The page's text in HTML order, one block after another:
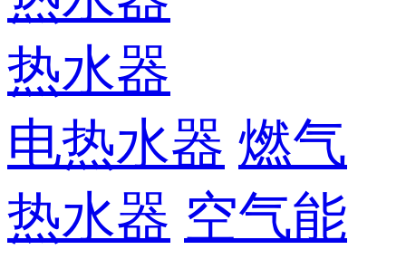
热水器
电热水器 燃气
热水器 空气能